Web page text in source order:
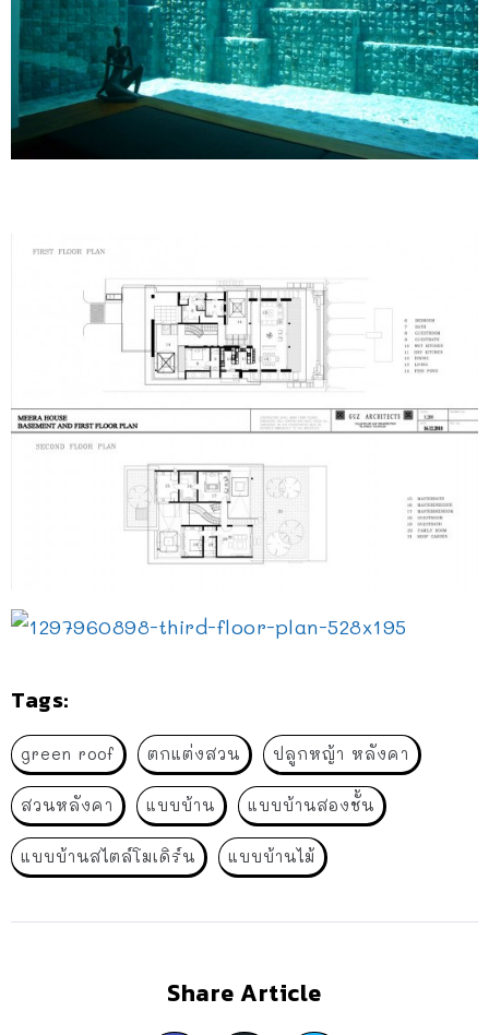
Tags:
green roof ตกแต่งสวน ปลูกหญ้า หลังคา
สวนหลังคา แบบบ้าน แบบบ้านสองชั้น
แบบบ้านสไตล์โมเดิร์น แบบบ้านไม้
Share Article